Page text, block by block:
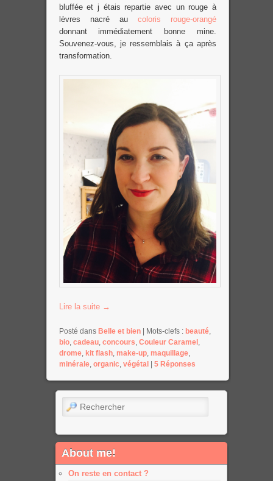
bluffée et j étais repartie avec un rouge à
lèvres nacré au coloris rouge-orangé
donnant immédiatement bonne mine.
Souvenez-vous, je ressemblais à ça après
transformation.
Lire la suite →
Posté dans Belle et bien | Mots-clefs : beauté,
bio, cadeau, concours Couleur Caramel,
drome, kit flash, make-up, maquillage,
minérale, organic végétal | 5Réponses
Rechercher
About me!
On reste en contact ?